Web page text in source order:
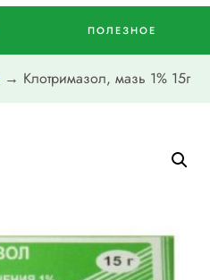
ПОЛЕЗНОЕ
→ Клотримазол, мазь 1% 15г